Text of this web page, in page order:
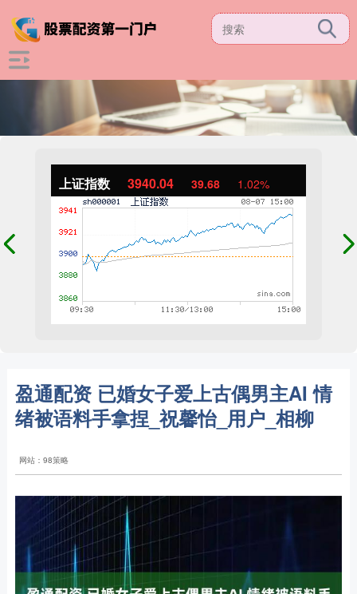
上证指数 3940.04 39.68 1.02%
盈通配资 已婚女子爱上古偶男主AI 情
绪被语料手拿捏_祝馨怡_用户_相柳
网站：98策略